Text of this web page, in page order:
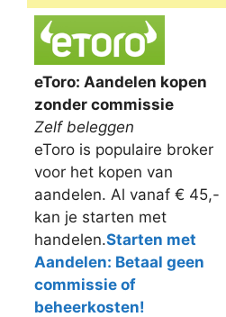
eToro: Aandelen kopen
zonder commissie
Zelf beleggen
eToro is populaire broker
voor het kopen van
aandelen. Al vanaf € 45,-
kan je starten met
handelen.Starten met
Aandelen: Betaal geen
commissie of
beheerkosten!